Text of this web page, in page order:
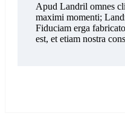
Apud Landril omnes
maximi momenti;
Fiduciam erga
est, et etiam nostra